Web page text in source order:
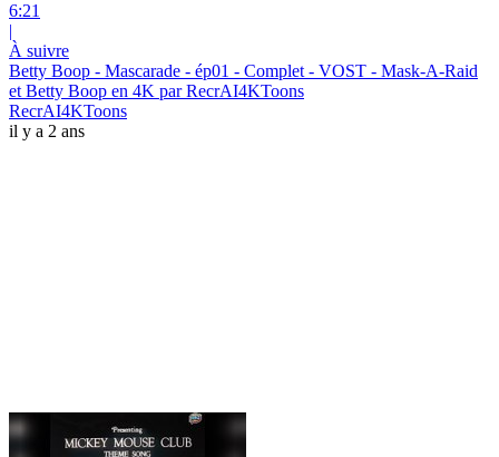
6:21
|
À suivre
Betty Boop - Mascarade - ép01 - Complet - VOST - Mask-A-Raid
et Betty Boop en 4K par RecrAI4KToons
RecrAI4KToons
il y a 2 ans